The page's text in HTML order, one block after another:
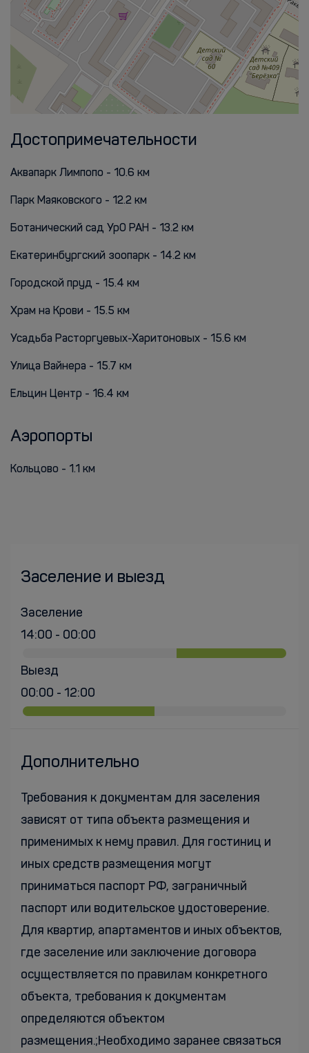
Достопримечательности
Аквапарк Лимпопо - 10.6 км
Парк Маяковского - 12.2 км
Ботанический сад УрО РАН - 13.2 км
Екатеринбургский зоопарк - 14.2 км
Городской пруд - 15.4 км
Храм на Крови - 15.5 км
Усадьба Расторгуевых-Харитоновых - 15.6 км
Улица Вайнера - 15.7 км
Ельцин Центр - 16.4 км
Аэропорты
Кольцово - 1.1 км
Заселение и выезд
Заселение
14:00 - 00:00
Выезд
00:00 - 12:00
Дополнительно
Требования к документам для заселения
зависят от типа объекта размещения и
применимых к нему правил. Для гостиниц и
иных средств размещения могут
приниматься паспорт РФ, заграничный
паспорт или водительское удостоверение.
Для квартир, апартаментов и иных объектов,
где заселение или заключение договора
осуществляется по правилам конкретного
объекта, требования к документам
определяются объектом
размещения.;Необходимо заранее связаться